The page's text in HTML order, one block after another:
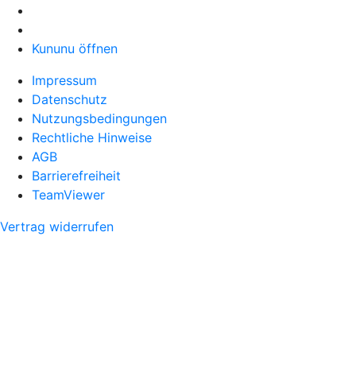
Kununu öffnen
Impressum
Datenschutz
Nutzungsbedingungen
Rechtliche Hinweise
AGB
Barrierefreiheit
TeamViewer
Vertrag widerrufen